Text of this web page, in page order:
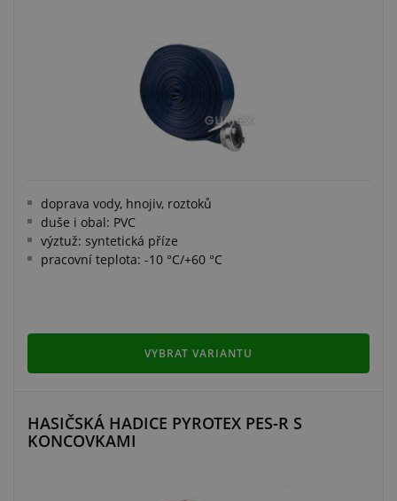
doprava vody, hnojiv, roztoků
duše i obal: PVC
výztuž: syntetická příze
pracovní teplota: -10 °C/+60 °C
VYBRAT VARIANTU
HASIČSKÁ HADICE PYROTEX PES-R S
KONCOVKAMI